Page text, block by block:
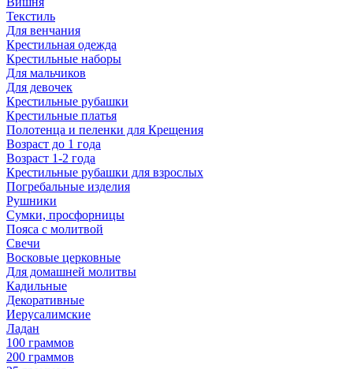
Текстиль
Для венчания
Крестильная одежда
Крестильные наборы
Для мальчиков
Для девочек
Крестильные рубашки
Крестильные платья
Полотенца и пеленки для Крещения
Возраст до 1 года
Возраст 1-2 года
Крестильные рубашки для взрослых
Погребальные изделия
Рушники
Сумки, просфорницы
Пояса с молитвой
Свечи
Восковые церковные
Для домашней молитвы
Кадильные
Декоративные
Иерусалимские
Ладан
100 граммов
200 граммов